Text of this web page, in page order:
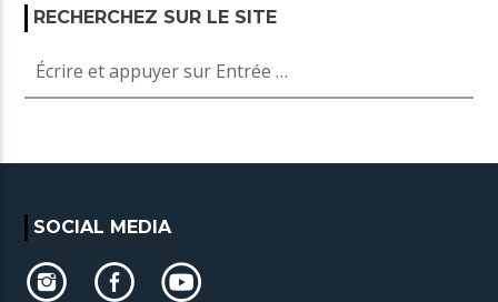
RECHERCHEZ SUR LE SITE
SOCIAL MEDIA